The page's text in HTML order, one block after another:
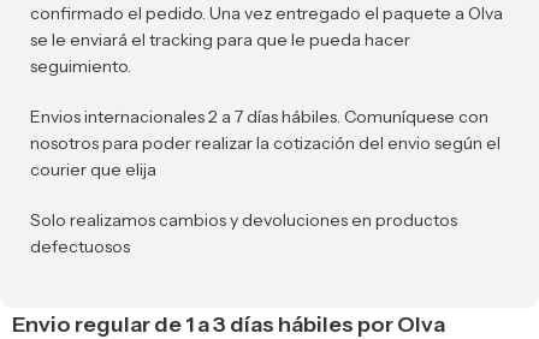
confirmado el pedido. Una vez entregado el paquete a Olva
se le enviará el tracking para que le pueda hacer
seguimiento.
Envios internacionales 2 a 7 días hábiles. Comuníquese con
nosotros para poder realizar la cotización del envio según el
courier que elija
Solo realizamos cambios y devoluciones en productos
defectuosos
Envio regular de 1 a 3 días hábiles por Olva